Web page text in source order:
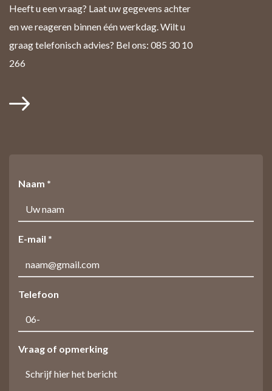
Heeft u een vraag? Laat uw gegevens achter
en we reageren binnen één werkdag. Wilt u
graag telefonisch advies? Bel ons: 085 30 10
266
Naam *
E-mail *
Telefoon
Vraag of opmerking